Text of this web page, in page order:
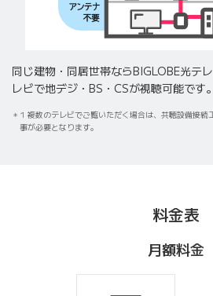
同じ建物・同居世帯ならBIGLOBE光テ
レビで地デジ・BS・CSが視聴可能です。
1 複数のテレビでご覧いただく場合は、共聴設備接続
事が必要となります。
料金表
月額料金